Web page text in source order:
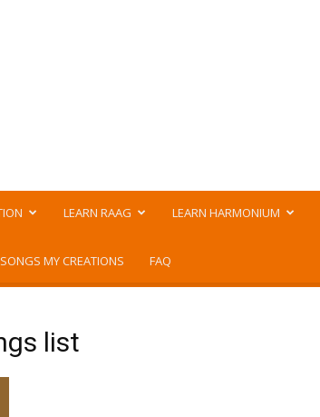
LEARN RAAG LEARN HARMONIUM
MY CREATIONS FAQ
list